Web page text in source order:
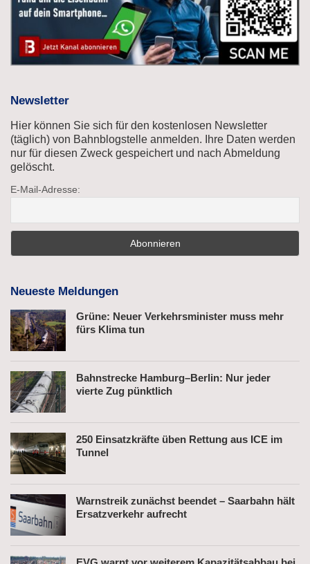
Newsletter
Hier können Sie sich für den kostenlosen Newsletter
(täglich) von Bahnblogstelle anmelden. Ihre Daten werden
nur für diesen Zweck gespeichert und nach Abmeldung
gelöscht.
E-Mail-Adresse:
Neueste Meldungen
Grüne: Neuer Verkehrsminister muss mehr
fürs Klima tun
Bahnstrecke Hamburg–Berlin: Nur jeder
vierte Zug pünktlich
250 Einsatzkräfte üben Rettung aus ICE im
Tunnel
Warnstreik zunächst beendet – Saarbahn hält
Ersatzverkehr aufrecht